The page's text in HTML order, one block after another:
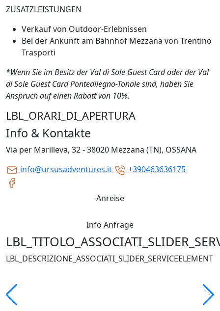
Info & Kontakte
Via per Marilleva, 32 - 38020 Mezzana (TN), OSSANA
info@ursusadventures.it
+390463636175
Anreise
Info Anfrage
ZUSATZLEISTUNGEN
Verkauf von Outdoor-Erlebnissen
Bei der Ankunft am Bahnhof Mezzana von Trentino
Trasporti
*Wenn Sie im Besitz der Val di Sole Guest Card oder der Val
di Sole Guest Card Pontedilegno-Tonale sind, haben Sie
Anspruch auf einen Rabatt von 10%.
LBL_ORARI_DI_APERTURA
LBL_DESCRIZIONE_ASSOCIATI_SLIDER_SERVICEELEMENT